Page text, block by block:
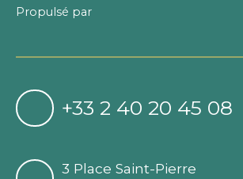
Propulsé par
+33 2 40 20 45 08
3 Place Saint-Pierre